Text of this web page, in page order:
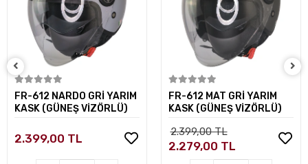
Sepete Ekle
FR-612 NARDO GRİ YARIM
KASK (GÜNEŞ VİZÖRLÜ)
2.399,00 TL
Sepete Ekle
FR-612 MAT GRİ YARIM
KASK (GÜNEŞ VİZÖRLÜ)
2.399,00 TL
2.279,00 TL